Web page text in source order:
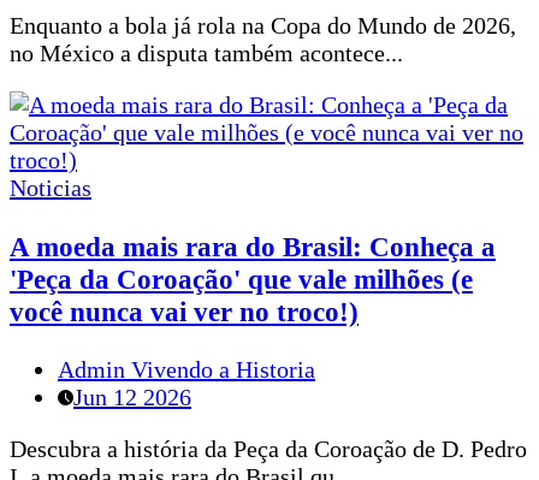
Enquanto a bola já rola na Copa do Mundo de 2026,
no México a disputa também acontece...
Noticias
A moeda mais rara do Brasil: Conheça a
'Peça da Coroação' que vale milhões (e
você nunca vai ver no troco!)
Admin Vivendo a Historia
Jun 12 2026
Descubra a história da Peça da Coroação de D. Pedro